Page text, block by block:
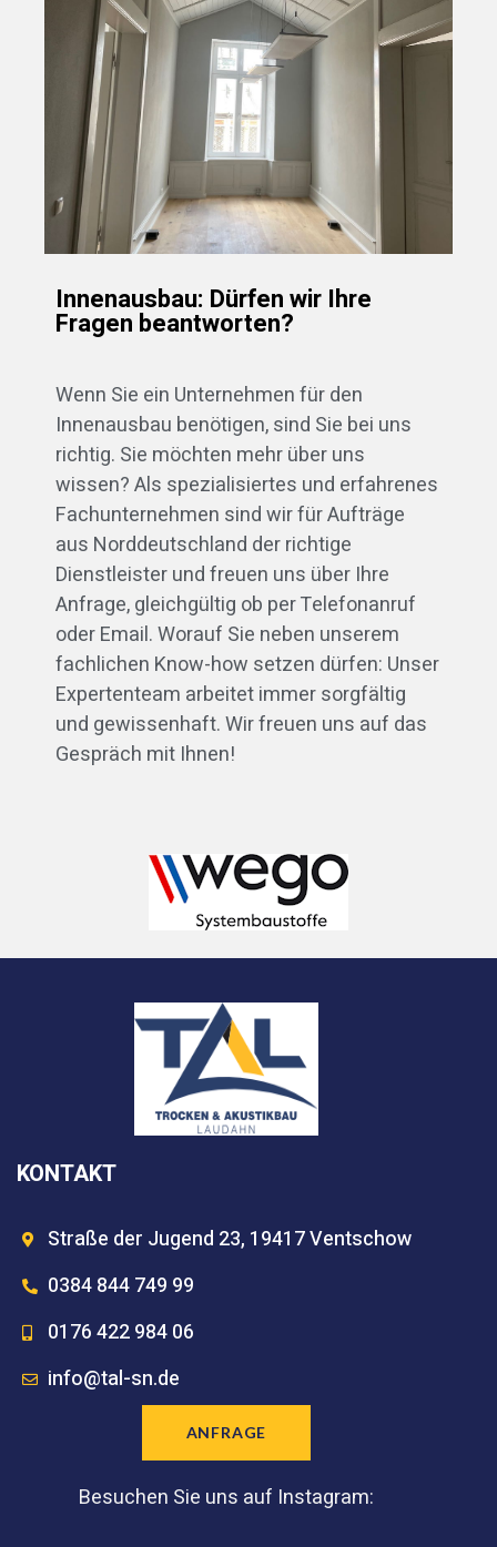
Innenausbau: Dürfen wir Ihre
Fragen beantworten?
Wenn Sie ein Unternehmen für den
Innenausbau benötigen, sind Sie bei uns
richtig. Sie möchten mehr über uns
wissen? Als spezialisiertes und erfahrenes
Fachunternehmen sind wir für Aufträge
aus Norddeutschland der richtige
Dienstleister und freuen uns über Ihre
Anfrage, gleichgültig ob per Telefonanruf
oder Email. Worauf Sie neben unserem
fachlichen Know-how setzen dürfen: Unser
Expertenteam arbeitet immer sorgfältig
und gewissenhaft. Wir freuen uns auf das
Gespräch mit Ihnen!
KONTAKT
Straße der Jugend 23, 19417 Ventschow
0384 844 749 99
0176 422 984 06
info@tal-sn.de
ANFRAGE
Besuchen Sie uns auf Instagram: